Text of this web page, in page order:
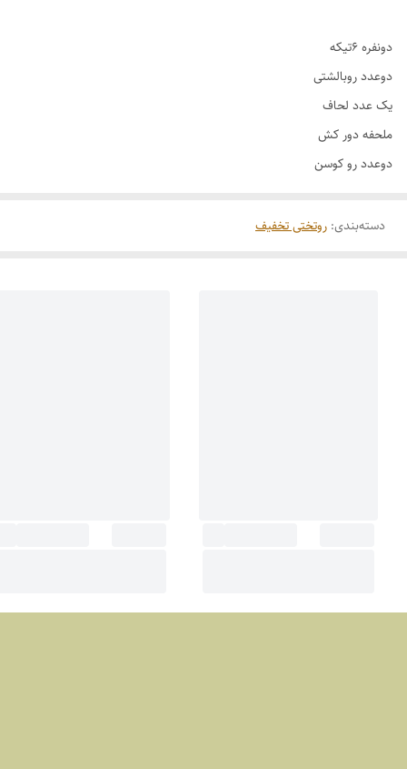
دونفره ۶تیکه
دوعدد روبالشتی
یک عدد لحاف
ملحفه دور کش
دوعدد رو کوسن
دسته‌بندی: روتختی تخفیف